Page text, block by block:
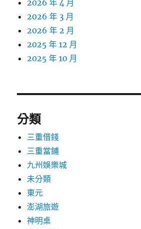
2026 年 4 月
2026 年 3 月
2026 年 2 月
2025 年 12 月
2025 年 10 月
分類
三重借錢
三重當鋪
九州娛樂城
未分類
東元
澎湖旅遊
神明桌